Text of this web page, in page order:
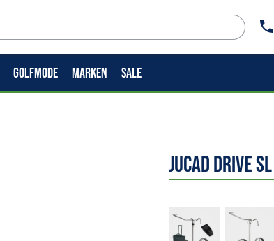
GOLFMODE MARKEN SALE
JuCad drive